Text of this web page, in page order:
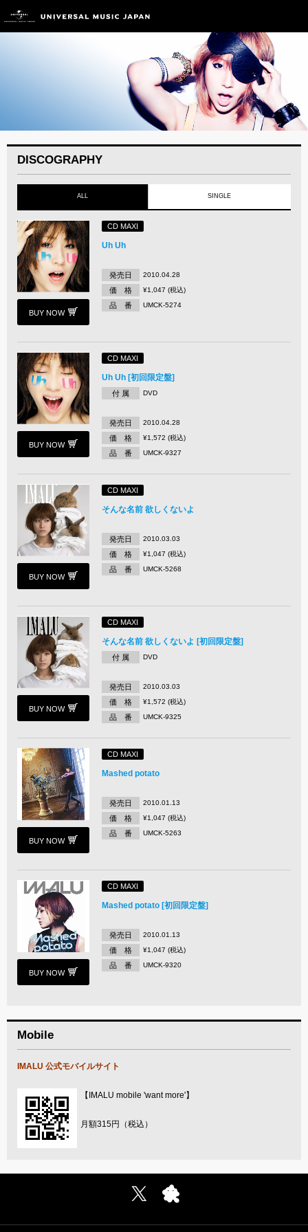
DISCOGRAPHY
ALL SINGLE
BUY NOW
CD MAXI
Uh Uh
発売日 2010.04.28
価 格 ¥1,047 (税込)
品 番 UMCK-5274
BUY NOW
CD MAXI
Uh Uh [初回限定盤]
付 属 DVD
発売日 2010.04.28
価 格 ¥1,572 (税込)
品 番 UMCK-9327
BUY NOW
CD MAXI
そんな名前 欲しくないよ
発売日 2010.03.03
価 格 ¥1,047 (税込)
品 番 UMCK-5268
BUY NOW
CD MAXI
そんな名前 欲しくないよ [初回限定盤]
付 属 DVD
発売日 2010.03.03
価 格 ¥1,572 (税込)
品 番 UMCK-9325
BUY NOW
CD MAXI
Mashed potato
発売日 2010.01.13
価 格 ¥1,047 (税込)
品 番 UMCK-5263
BUY NOW
CD MAXI
Mashed potato [初回限定盤]
発売日 2010.01.13
価 格 ¥1,047 (税込)
品 番 UMCK-9320
Mobile
IMALU 公式モバイルサイト
【IMALU mobile 'want more'】
月額315円（税込）